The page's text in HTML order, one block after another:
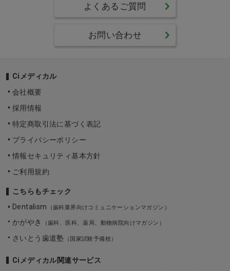
よくあるご質問
お問い合わせ
Ciメディカル
会社概要
採用情報
特定商取引法に基づく表記
プライバシーポリシー
情報セキュリティ基本方針
ご利用規約
こちらもチェック
Dentalism
（歯科業界向けコミュニケーションマガジン）
かがやき （歯科、医科、薬局、動物病院向けマガジン）
さいとう歯道塾 （国家試験予備校）
Ciメディカル関連サービス